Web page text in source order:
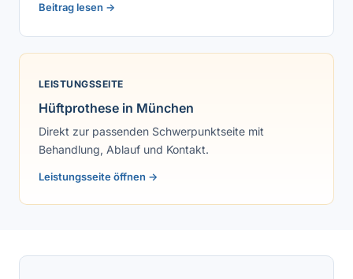
Beitrag lesen →
LEISTUNGSSEITE
Hüftprothese in München
Direkt zur passenden Schwerpunktseite mit
Behandlung, Ablauf und Kontakt.
Leistungsseite öffnen →